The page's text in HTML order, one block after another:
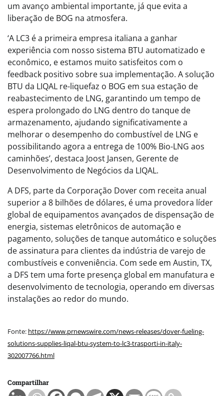
um avanço ambiental importante, já que evita a
liberação de BOG na atmosfera.
‘A LC3 é a primeira empresa italiana a ganhar
experiência com nosso sistema BTU automatizado e
econômico, e estamos muito satisfeitos com o
feedback positivo sobre sua implementação. A solução
BTU da LIQAL re-liquefaz o BOG em sua estação de
reabastecimento de LNG, garantindo um tempo de
espera prolongado do LNG dentro do tanque de
armazenamento, ajudando significativamente a
melhorar o desempenho do combustível de LNG e
possibilitando agora a entrega de 100% Bio-LNG aos
caminhões’, destaca Joost Jansen, Gerente de
Desenvolvimento de Negócios da LIQAL.
A DFS, parte da Corporação Dover com receita anual
superior a 8 bilhões de dólares, é uma provedora líder
global de equipamentos avançados de dispensação de
energia, sistemas eletrônicos de automação e
pagamento, soluções de tanque automático e soluções
de assinatura para clientes da indústria de varejo de
combustíveis e conveniência. Com sede em Austin, TX,
a DFS tem uma forte presença global em manufatura e
desenvolvimento de tecnologia, operando em diversas
instalações ao redor do mundo.
Fonte: https://www.prnewswire.com/news-releases/dover-fueling-
solutions-supplies-liqal-btu-system-to-lc3-trasporti-in-italy-
302007766.html
Compartilhar